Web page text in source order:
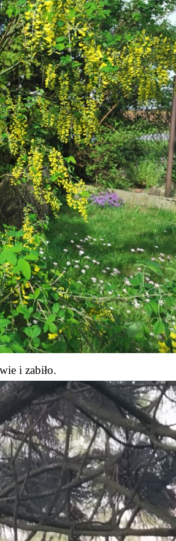
i zabiło.